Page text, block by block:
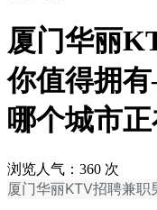
厦门华丽
你值得拥
哪个城市
浏览人气： 360 次
厦门华丽KTV招聘兼